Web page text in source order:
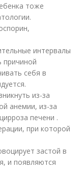
тоже
интервалы
причиной
себя в
из-за
анемии, из-за
печени .
при которой
застой в
и появляются